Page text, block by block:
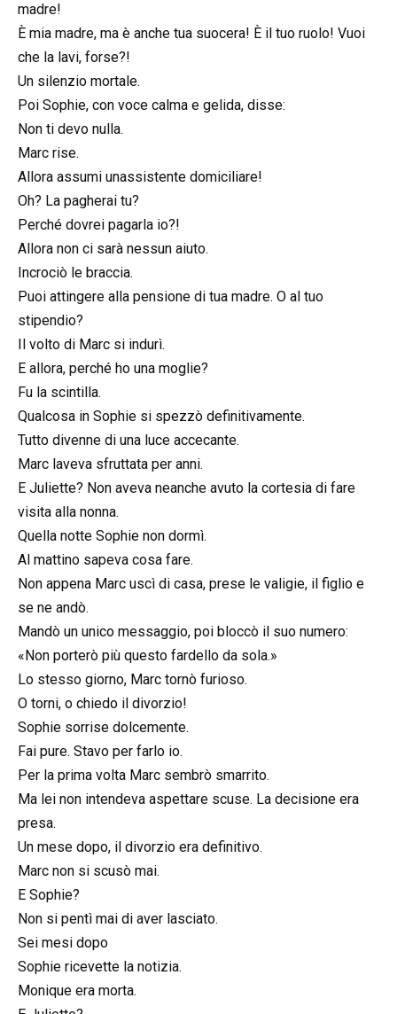
madre!
È mia madre, ma è anche tua suocera! È il tuo ruolo! Vuoi
che la lavi, forse?!
Un silenzio mortale.
Poi Sophie, con voce calma e gelida, disse:
Non ti devo nulla.
Marc rise.
Allora assumi unassistente domiciliare!
Oh? La pagherai tu?
Perché dovrei pagarla io?!
Allora non ci sarà nessun aiuto.
Incrociò le braccia.
Puoi attingere alla pensione di tua madre. O al tuo
stipendio?
Il volto di Marc si indurì.
E allora, perché ho una moglie?
Fu la scintilla.
Qualcosa in Sophie si spezzò definitivamente.
Tutto divenne di una luce accecante.
Marc laveva sfruttata per anni.
E Juliette? Non aveva neanche avuto la cortesia di fare
visita alla nonna.
Quella notte Sophie non dormì.
Al mattino sapeva cosa fare.
Non appena Marc uscì di casa, prese le valigie, il figlio e
se ne andò.
Mandò un unico messaggio, poi bloccò il suo numero:
«Non porterò più questo fardello da sola.»
Lo stesso giorno, Marc tornò furioso.
O torni, o chiedo il divorzio!
Sophie sorrise dolcemente.
Fai pure. Stavo per farlo io.
Per la prima volta Marc sembrò smarrito.
Ma lei non intendeva aspettare scuse. La decisione era
presa.
Un mese dopo, il divorzio era definitivo.
Marc non si scusò mai.
E Sophie?
Non si pentì mai di aver lasciato.
Sei mesi dopo
Sophie ricevette la notizia.
Monique era morta.